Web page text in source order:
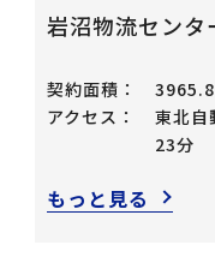
岩沼物流センタ
契約面積：
アクセス：
東北自
23分
もっと見る